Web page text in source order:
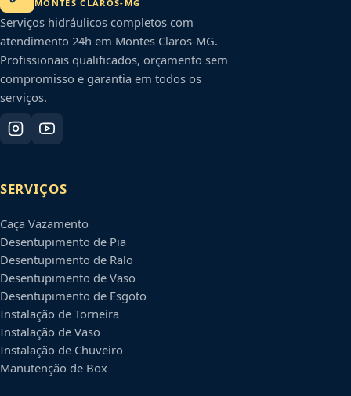
MONTES CLAROS- MG
Serviços hidráulicos completos com
atendimento 24h em Montes Claros-MG.
Profissionais qualificados, orçamento sem
compromisso e garantia em todos os
serviços.
SERVIÇOS
Caça Vazamento
Desentupimento de Pia
Desentupimento de Ralo
Desentupimento de Vaso
Desentupimento de Esgoto
Instalação de Torneira
Instalação de Vaso
Instalação de Chuveiro
Manutenção de Box